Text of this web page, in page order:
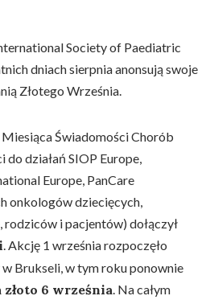
Society of Paediatric
dniach sierpnia anonsują swoje
Złotego Września.
Świadomości Chorób
działań SIOP Europe,
Europe, PanCare
onkologów dziecięcych,
i pacjentów) dołączył
. Akcję 1 września rozpoczęło
Brukseli, w tym roku ponownie
złoto 6 września. Na całym